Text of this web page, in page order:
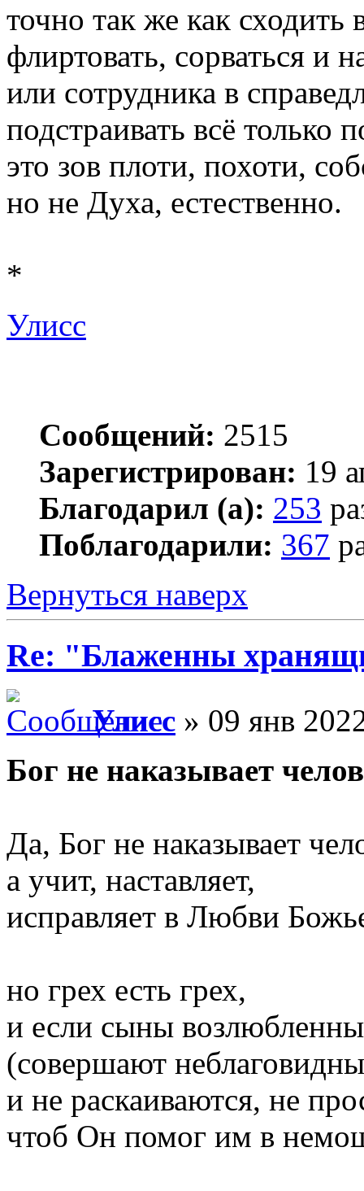
точно так же как сходить
флиртовать, сорваться и
или сотрудника в
подстраивать всё только
это зов плоти, похоти,
но не Духа, естественно.
*
Улисс
Сообщений: 2515
Зарегистрирован: 19
Благодарил (а): 253
Поблагодарили: 367
Вернуться наверх
Re: "Блаженны
Улисс » 09 янв
Бог не наказывает
Да, Бог не наказывает
а учит, наставляет,
исправляет в Любви
но грех есть грех,
и если сыны
(совершают
и не раскаиваются, не
чтоб Он помог им в